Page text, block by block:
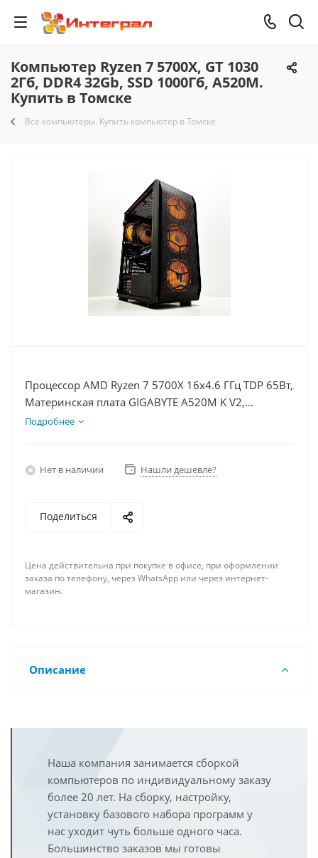
Компьютер Ryzen 7 5700X, GT 1030
2Гб, DDR4 32Gb, SSD 1000Гб, A520M.
Купить в Томске
Все компьютеры. Купить компьютер в Томске
Процессор AMD Ryzen 7 5700X 16x4.6 ГГц TDP 65Вт,
Материнская плата GIGABYTE A520M K V2,
Видеокарта GT 1030 2Гб, Память DDR4 32Gb,
Подробнее
Нет в наличии Нашли дешевле?
Поделиться
Цена действительна при покупке в офисе, при оформлении
заказа по телефону, через WhatsApp или через интернет-
магазин.
Описание
Наша компания занимается сборкой
компьютеров по индивидуальному заказу
более 20 лет. На сборку, настройку,
установку базового набора программ у
нас уходит чуть больше одного часа.
Большинство заказов мы готовы